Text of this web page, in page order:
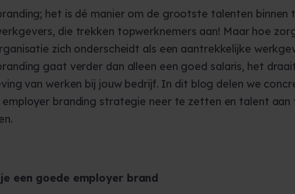
het is dé manier om de grootste talenten binnen
die trekken topwerknemers aan! Maar hoe
zich onderscheidt als een aantrekkelijke
gaat verder dan alleen een goed salaris, het
van werken bij jouw bedrijf. In dit blog delen we
branding strategie neer te zetten en talent aan
een goede employer brand